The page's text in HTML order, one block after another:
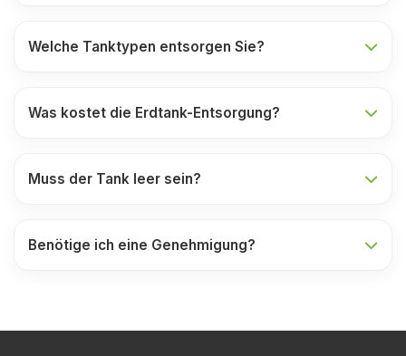
Welche Tanktypen entsorgen Sie?
Was kostet die Erdtank-Entsorgung?
Muss der Tank leer sein?
Benötige ich eine Genehmigung?